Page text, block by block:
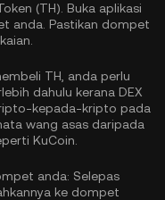
(TH). Buka aplikasi
anda. Pastikan dompet
TH, anda perlu
dahulu kerana DEX
kepada-kripto pada
wang asas daripada
KuCoin.
anda: Selepas
ke dompet